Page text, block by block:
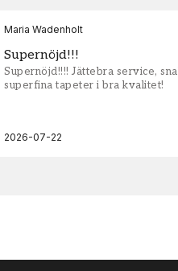
Maria Wadenholt
Supernöjd!!!
Supernöjd!!!! Jättebra service,
superfina tapeter i bra kvalitet!
2026-07-22